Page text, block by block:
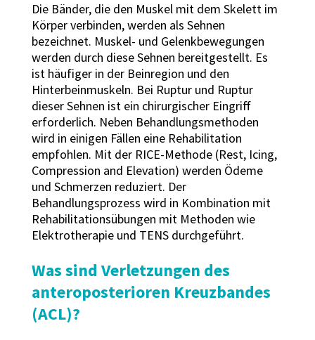
Die Bänder, die den Muskel mit dem Skelett im
Körper verbinden, werden als Sehnen
bezeichnet. Muskel- und Gelenkbewegungen
werden durch diese Sehnen bereitgestellt. Es
ist häufiger in der Beinregion und den
Hinterbeinmuskeln. Bei Ruptur und Ruptur
dieser Sehnen ist ein chirurgischer Eingriff
erforderlich. Neben Behandlungsmethoden
wird in einigen Fällen eine Rehabilitation
empfohlen. Mit der RICE-Methode (Rest, Icing,
Compression and Elevation) werden Ödeme
und Schmerzen reduziert. Der
Behandlungsprozess wird in Kombination mit
Rehabilitationsübungen mit Methoden wie
Elektrotherapie und TENS durchgeführt.
Was sind Verletzungen des
anteroposterioren Kreuzbandes
(ACL)?